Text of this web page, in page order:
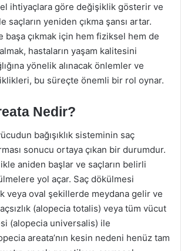
ihtiyaçlara göre değişiklik gösterir ve
saçların yeniden çıkma şansı artar.
başa çıkmak için hem fiziksel hem de
hastaların yaşam kalitesini
yönelik alınacak önlemler ve
bu süreçte önemli bir rol oynar.
Nedir?
bağışıklık sisteminin saç
sonucu ortaya çıkan bir durumdur.
aniden başlar ve saçların belirli
yol açar. Saç dökülmesi
veya oval şekillerde meydana gelir ve
(alopecia totalis) veya tüm vücut
(alopecia universalis) ile
areata’nın kesin nedeni henüz tam